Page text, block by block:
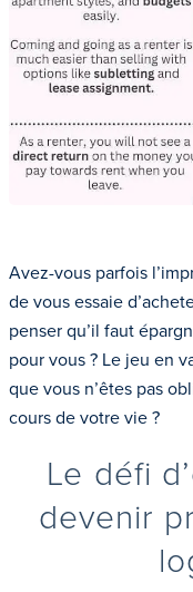
Avez-vous parfois
de vous essaie
penser qu’il faut
pour vous ? Le jeu en
que vous n’êtes pas
cours de votre vie ?
Le défi
devenir